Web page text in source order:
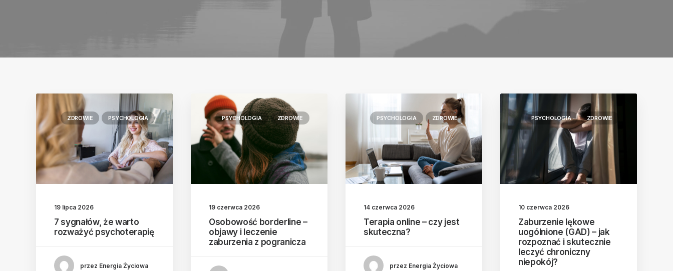
ZDROWIE PSYCHOLOGIA
19 lipca 2026
7 sygnałów, że warto
rozważyć psychoterapię
przez Energia Życiowa
PSYCHOLOGIA ZDROWIE
19 czerwca 2026
Osobowość borderline –
objawy i leczenie
zaburzenia z pogranicza
PSYCHOLOGIA ZDROWIE
14 czerwca 2026
Terapia online – czy jest
skuteczna?
przez Energia Życiowa
PSYCHOLOGIA ZDROWIE
10 czerwca 2026
Zaburzenie lękowe
uogólnione (GAD) – jak
rozpoznać i skutecznie
leczyć chroniczny
niepokój?